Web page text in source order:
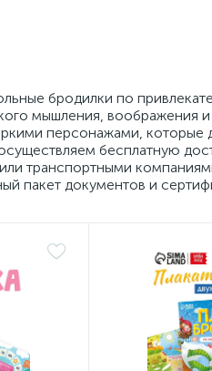
бродилки по
мышления, воображения
персонажами, которые
бесплатную
транспортными
пакет документов и